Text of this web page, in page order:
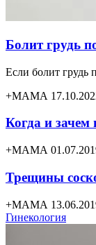
Болит грудь
Если болит грудь
+МАМА
Когда и
+МАМА
Трещины
+МАМА
Гинекология